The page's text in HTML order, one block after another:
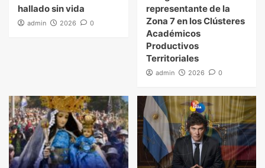
hallado sin vida
admin 2026 0
representante de la
Zona 7 en los Clústeres
Académicos
Productivos
Territoriales
admin 2026 0